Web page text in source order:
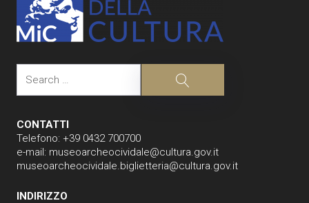
Search
CONTATTI
Telefono: +39 0432 700700
e-mail: museoarcheocividale@cultura.gov.it
museoarcheocividale.biglietteria@cultura.gov.it
INDIRIZZO